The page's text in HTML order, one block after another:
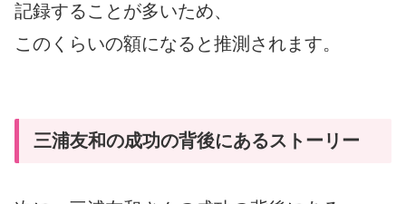
記録することが多いため、
このくらいの額になると推測されます。
三浦友和の成功の背後にあるストーリー